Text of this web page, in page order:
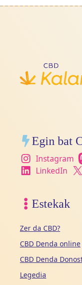
Egin bat
Instagram
LinkedIn
Estekak
Zer da CBD?
CBD Denda online
CBD Denda
Legedia